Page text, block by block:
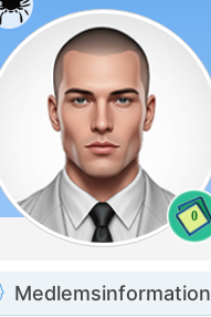
0
Medlemsinformation